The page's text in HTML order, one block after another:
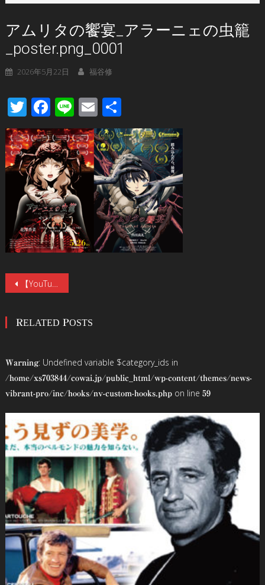
アムリタの饗宴_アラーニェの虫籠
_poster.png_0001
2026年5月22日 福谷修
Twitter
Facebook
LineEmail
有
投
ナ
ゲ
ー
シ
ョ
ン
【YouTube無料公開中】世界の映画祭を驚かせたホラーアニメ映画二作が無料公開！監督の新作ホラーアニメ映画のクラウドファンディング実施記念。《アニメへの出演権》など魅力的な特典も満載。
RELATED POSTS
Warning: Undefined variable $category_ids in
/home/xs703844/cowai.jp/public_html/wp-content/themes/news-
vibrant-pro/inc/hooks/nv-custom-hooks.phpon line 59